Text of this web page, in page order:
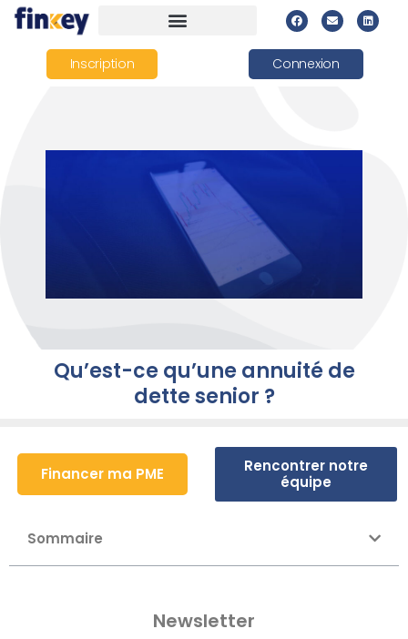
Inscription Connexion
Qu’est-ce qu’une annuité de
dette senior ?
Financer ma PME
Rencontrer notre
équipe
Sommaire
Newsletter